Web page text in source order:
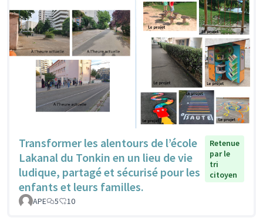
Transformer les alentours de l’école
Lakanal du Tonkin en un lieu de vie
ludique, partagé et sécurisé pour les
enfants et leurs familles.
Retenue
par le
tri
citoyen
APE 5 10